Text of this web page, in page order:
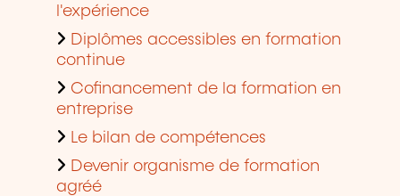
l'expérience
Diplômes accessibles en formation
continue
Cofinancement de la formation en
entreprise
Le bilan de compétences
Devenir organisme de formation
agréé